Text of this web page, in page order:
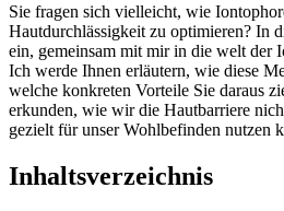
Sie fragen⁢ sich vielleicht, wie
Hautdurchlässigkeit zu optimieren? In
ein, gemeinsam mit mir in die welt der
Ich werde Ihnen erläutern, wie diese
welche konkreten ⁢Vorteile Sie daraus
erkunden, wie wir die Hautbarriere
gezielt für unser Wohlbefinden nutzen
Inhaltsverzeichnis